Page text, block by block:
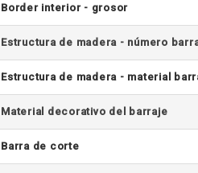
Border interior - grosor
Estructura de madera - número
Estructura de madera - material
Material decorativo del barraje
Barra de corte